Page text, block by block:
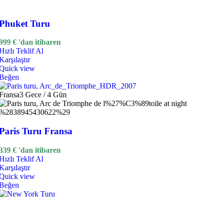
Turu
€ 'dan itibaren
Teklif Al
view
3 Gece / 4 Gün
Turu Fransa
€ 'dan itibaren
Teklif Al
view